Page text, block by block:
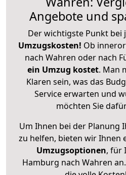
Angebote und
Der wichtigste Punkt bei
Umzugskosten! Ob
nach Wahren oder nach
ein Umzug kostet. Man
Klaren sein, was das
Service erwarten und
möchten Sie
Um Ihnen bei der Planung
zu helfen, bieten wir Ihnen
Umzugsoptionen, für
Hamburg nach Wahren